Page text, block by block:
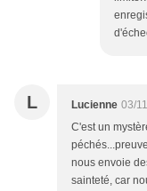
L Lucienne 03/
C'est un
nous envoie
sainteté, car